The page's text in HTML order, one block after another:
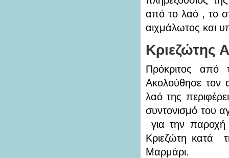
από το λαό , το
αιχμάλωτος και
Κριεζώτης
Πρόκριτος από
Ακολούθησε τον
λαό της
συντονισμό του
για την παροχή
Κριεζώτη κατά
Μαρμάρι.